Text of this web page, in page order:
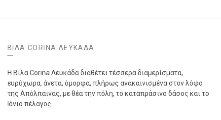
ΒΊΛΑ CORINA ΛΕΥΚΆΔΑ
Η Βίλα Corina Λευκάδα διαθέτει τέσσερα διαμερίσματα,
ευρύχωρα, άνετα, όμορφα, πλήρως ανακαινισμένα στον λόφο
της Απόλπαινας, με θέα την πόλη, το καταπράσινο δάσος και το
Ιόνιο πέλαγος.